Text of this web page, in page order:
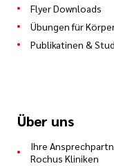
Flyer Downloads
Übungen für
Publikatinen &
Über uns
Ihre
Rochus Kliniken